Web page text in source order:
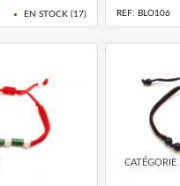
EN STOCK ( 17) REF: BLO106
CATÉGORIE